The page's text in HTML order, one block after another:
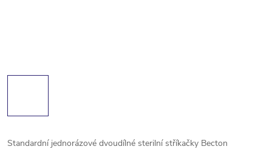
Standardní jednorázové dvoudílné sterilní stříkačky Becton